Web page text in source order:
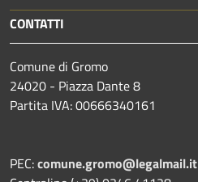
CONTATTI
Comune di Gromo
24020 - Piazza Dante 8
Partita IVA: 00666340161
PEC:comune.gromo@legalmail.it